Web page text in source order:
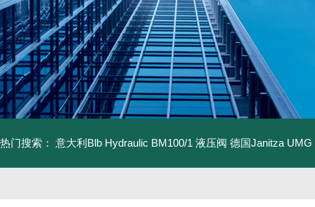
热门搜索： 意大利Blb Hydraulic BM100/1 液压阀 德国Janitza UMG